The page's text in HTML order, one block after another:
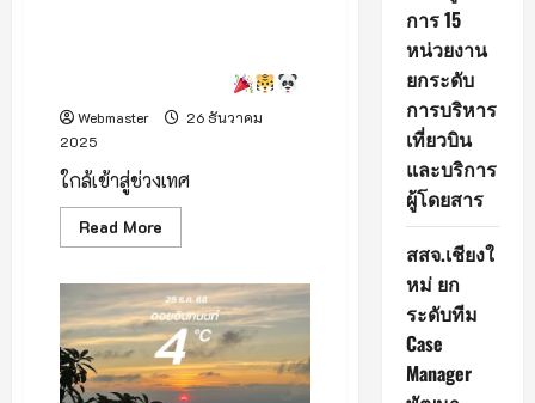
Webmaster
26 ธันวาคม
2025
ใกล้เข้าสู่ช่วงเทศ
Read More
more
สัตว์
เชียงใหม่
จัด
ใหญ่!
นำ
ขบวน
พาเหรด
การ 15
หน่วยงาน
ยกระดับ
การบริหาร
เที่ยวบิน
และบริการ
ผู้โดยสาร
สสจ.เชียงใ
หม่ ยก
ระดับทีม
Case
Manager